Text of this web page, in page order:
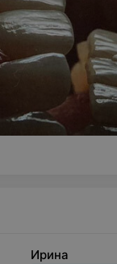
Ирина